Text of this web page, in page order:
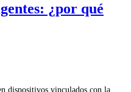
¿por qué
dispositivos vinculados con la